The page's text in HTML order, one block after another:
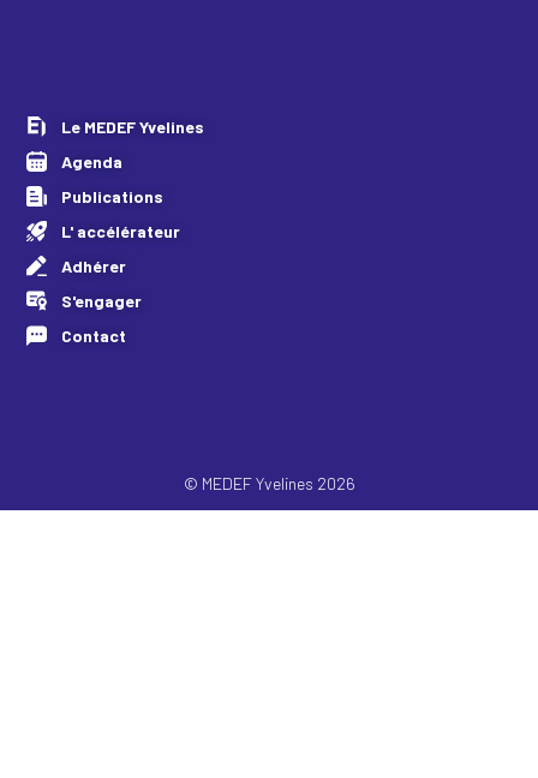
Le MEDEF Yvelines
Agenda
Publications
L' accélérateur
Adhérer
S'engager
Contact
© MEDEF Yvelines 2026